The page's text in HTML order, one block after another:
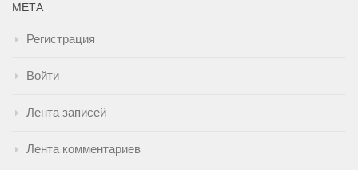
МЕТА
Регистрация
Войти
Лента записей
Лента комментариев